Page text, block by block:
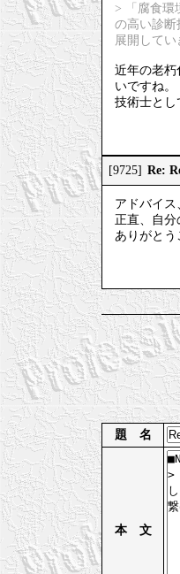
> 「腐食環
の高い診断
展開してい
近年の老朽
いですね。
技術士とし
[9725] Re:
アドバイ
正直、自
ありがとう
題 名
本 文